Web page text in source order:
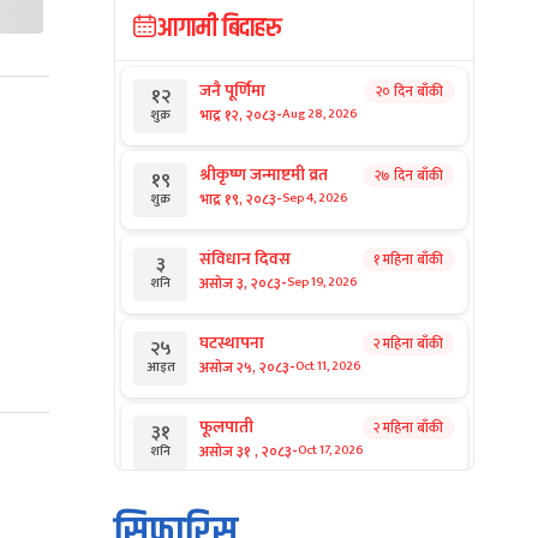
आगामी बिदाहरु
१२
शुक्र
जनै पूर्णिमा
भाद्र १२, २०८३-Aug 28, 2026
२० दिन बाँकी
१९
शुक्र
श्रीकृष्ण जन्माष्टमी व्रत
भाद्र १९, २०८३-Sep 4, 2026
२७ दिन बाँकी
३
शनि
संविधान दिवस
असोज ३, २०८३-Sep 19, 2026
१ महिना बाँकी
२५
आइत
घटस्थापना
असोज २५, २०८३-Oct 11, 2026
२ महिना बाँकी
३१
शनि
फूलपाती
असोज ३१ , २०८३-Oct 17, 2026
२ महिना बाँकी
१ कार्तिक सङ्क्रान्ति